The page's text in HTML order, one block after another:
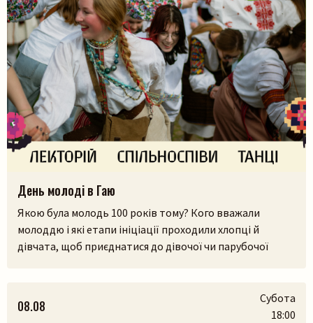
День молоді в Гаю
Якою була молодь 100 років тому? Кого вважали
молоддю і які етапи ініціації проходили хлопці й
дівчата, щоб приєднатися до дівочої чи парубочої
дівоцтво і парубоцтво в українській традиції з
08.08
Субота
18:00